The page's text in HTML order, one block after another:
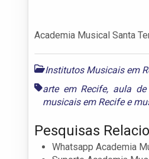
Academia Musical Santa
Institutos Musicais em
arte em Recife, aula
musicais em Recifee
Pesquisas
Whatsapp Academia